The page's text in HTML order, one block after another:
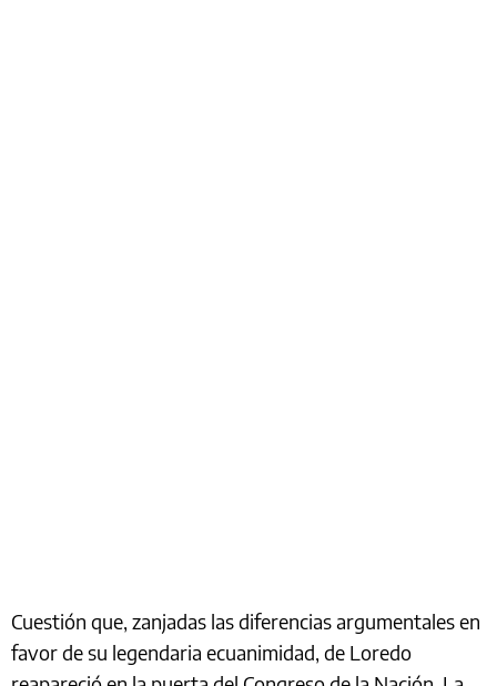
Cuestión que, zanjadas las diferencias argumentales en
favor de su legendaria ecuanimidad, de Loredo